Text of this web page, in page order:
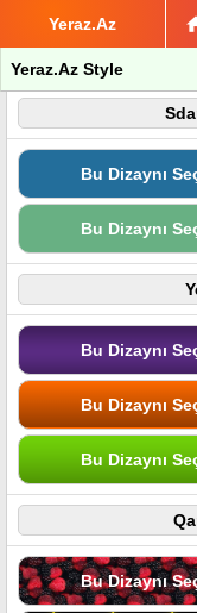
Yeraz.Az
Yeraz.Az Style
Bu Dizaynı
Bu Dizaynı
Bu Dizaynı
Bu Dizaynı
Bu Dizaynı
Bu Dizaynı